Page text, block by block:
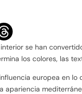
se han
los colores, las
europea en
apariencia